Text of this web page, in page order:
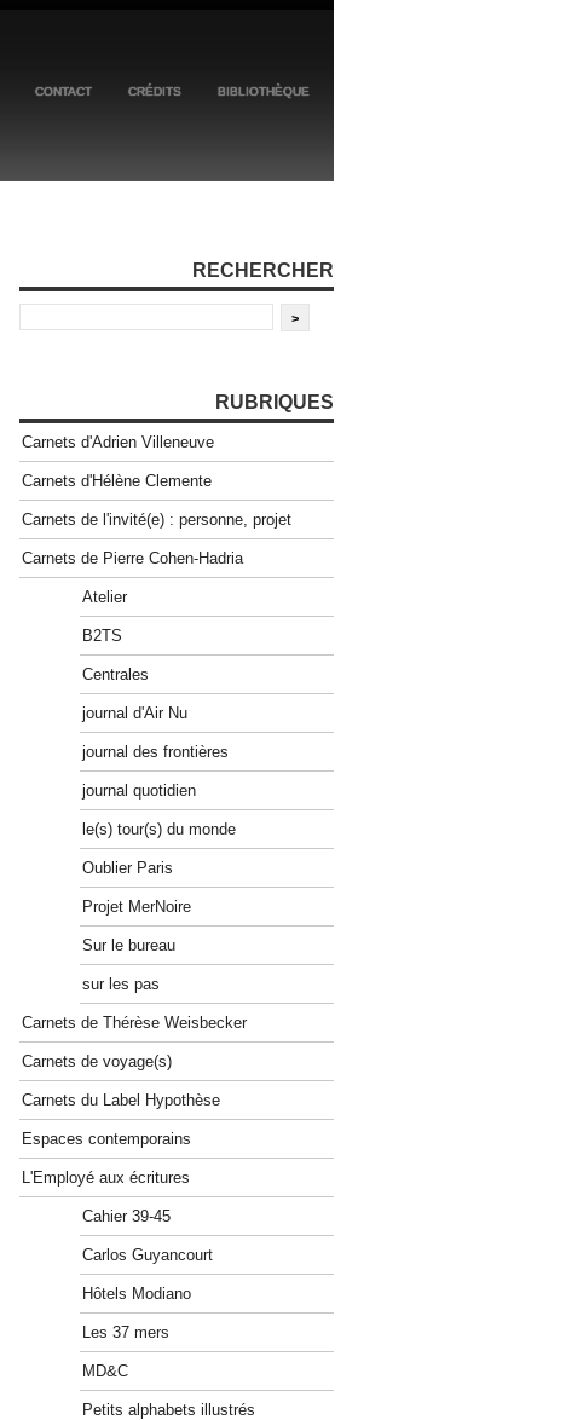
CONTACT CRÉDITS BIBLIOTHÈQUE
RECHERCHER
RUBRIQUES
Carnets d'Adrien Villeneuve
Carnets d'Hélène Clemente
Carnets de l'invité(e) : personne, projet
Carnets de Pierre Cohen-Hadria
Atelier
B2TS
Centrales
journal d'Air Nu
journal des frontières
journal quotidien
le(s) tour(s) du monde
Oublier Paris
Projet MerNoire
Sur le bureau
sur les pas
Carnets de Thérèse Weisbecker
Carnets de voyage(s)
Carnets du Label Hypothèse
Espaces contemporains
L'Employé aux écritures
Cahier 39-45
Carlos Guyancourt
Hôtels Modiano
Les 37 mers
MD&C
Petits alphabets illustrés